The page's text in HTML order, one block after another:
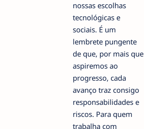
nossas escolhas
tecnológicas e
sociais. É um
lembrete pungente
de que, por mais que
aspiremos ao
progresso, cada
avanço traz consigo
responsabilidades e
riscos. Para quem
trabalha com